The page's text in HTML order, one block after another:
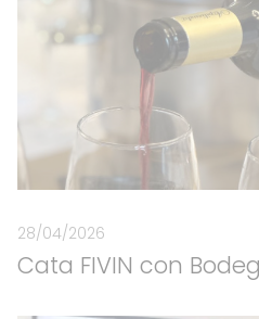
28/04/2026
Cata FIVIN con